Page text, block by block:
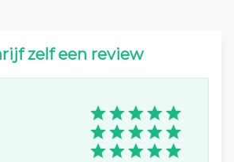
zelf een review